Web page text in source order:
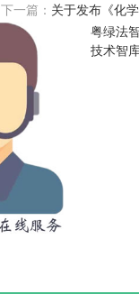
下一篇： 关于发布《化
粤绿法
技术智